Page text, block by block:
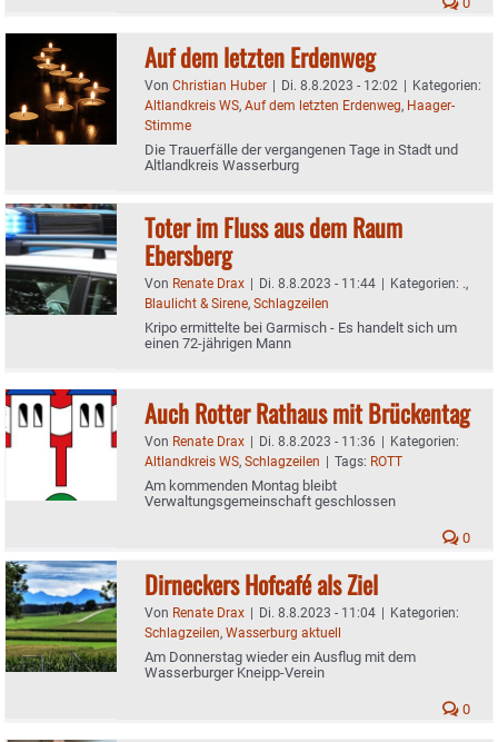
Auf dem letzten Erdenweg
Von Christian Huber | Di. 8.8.2023 - 12:02 | Kategorien:
Altlandkreis WS, Auf dem letzten Erdenweg, Haager-
Stimme
Die Trauerfälle der vergangenen Tage in Stadt und
Altlandkreis Wasserburg
Toter im Fluss aus dem Raum
Ebersberg
Von Renate Drax | Di. 8.8.2023 - 11:44 | Kategorien: .,
Blaulicht & Sirene, Schlagzeilen
Kripo ermittelte bei Garmisch - Es handelt sich um
einen 72-jährigen Mann
Auch Rotter Rathaus mit Brückentag
Von Renate Drax | Di. 8.8.2023 - 11:36 | Kategorien:
Altlandkreis WS, Schlagzeilen | Tags: ROTT
Am kommenden Montag bleibt
Verwaltungsgemeinschaft geschlossen
0
Dirneckers Hofcafé als Ziel
Von Renate Drax | Di. 8.8.2023 - 11:04 | Kategorien:
Schlagzeilen, Wasserburg aktuell
Am Donnerstag wieder ein Ausflug mit dem
Wasserburger Kneipp-Verein
0